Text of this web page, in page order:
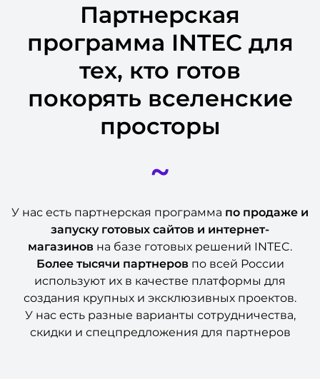
Партнерская
программа INTEC для
тех, кто готов
покорять вселенские
просторы
~
У нас есть партнерская программа по продаже и
запуску готовых сайтов и интернет-
магазинов на базе готовых решений INTEC.
Более тысячи партнеров по всей России
используют их в качестве платформы для
создания крупных и эксклюзивных проектов.
У нас есть разные варианты сотрудничества,
скидки и спецпредложения для партнеров